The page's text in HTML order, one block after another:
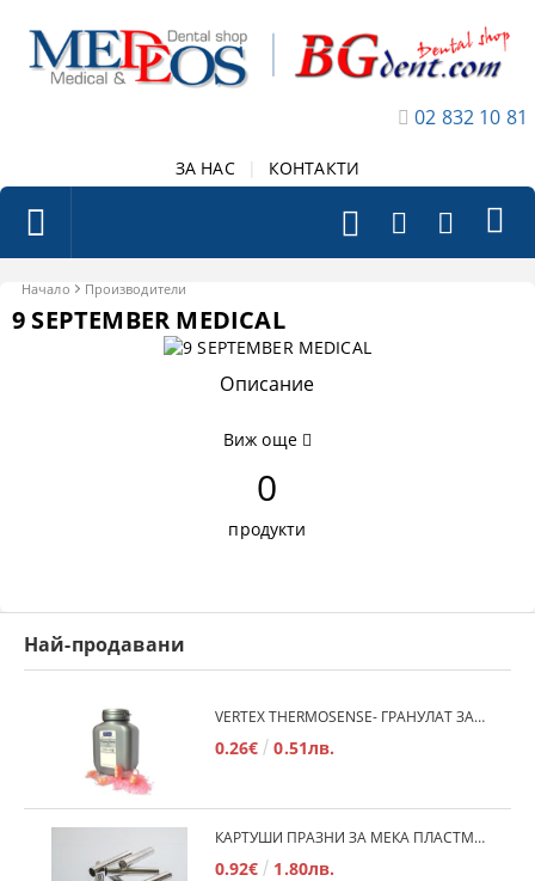
02 832 10 81
ЗА НАС КОНТАКТИ
Начало Производители
9 SEPTEMBER MEDICAL
Описание
Виж още
0
продукти
Най-продавани
VERTEX THERMOSENSE- ГРАНУЛАТ ЗА МЕКИ ПРОТЕЗИ
0.26€ 0.51лв.
КАРТУШИ ПРАЗНИ ЗА МЕКА ПЛАСТМАСА
0.92€ 1.80лв.